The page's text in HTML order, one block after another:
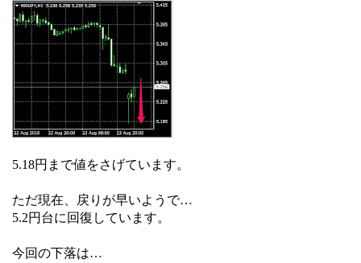
5.18円まで値をさげています。
ただ現在、戻りが早いようで…
5.2円台に回復しています。
今回の下落は…